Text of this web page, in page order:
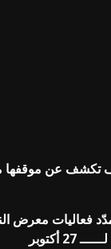
تكشف عن موقفها
فعاليات معرض
أكتوبر